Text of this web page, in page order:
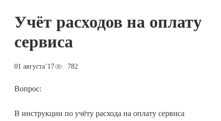
Учёт расходов на оплату
сервиса
01 августа’17 782
Вопрос:
В инструкции по учёту расхода на оплату сервиса